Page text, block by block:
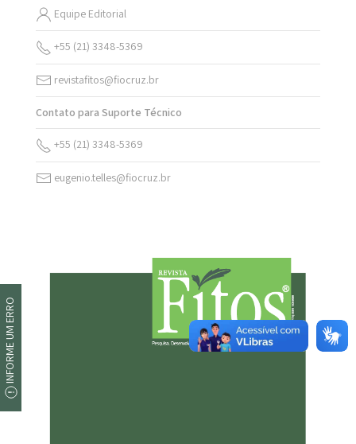
Equipe Editorial
+55 (21) 3348-5369
revistafitos@fiocruz.br
Contato para Suporte Técnico
+55 (21) 3348-5369
eugenio.telles@fiocruz.br
INFORME UM ERRO